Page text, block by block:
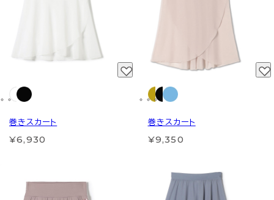
巻きスカート
¥6,930
巻きスカート
¥9,350